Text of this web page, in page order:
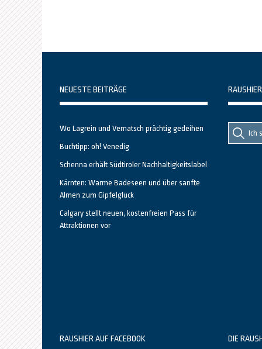
NEUESTE BEITRÄGE
Wo Lagrein und Vernatsch prächtig gedeihen
Buchtipp: oh! Venedig
Schenna erhält Südtiroler Nachhaltigkeitslabel
Kärnten: Warme Badeseen und über sanfte
Almen zum Gipfelglück
Calgary stellt neuen, kostenfreien Pass für
Attraktionen vor
Suche
nach::
Suche
nach:
RAUSHIER AUF FACEBOOK DIE